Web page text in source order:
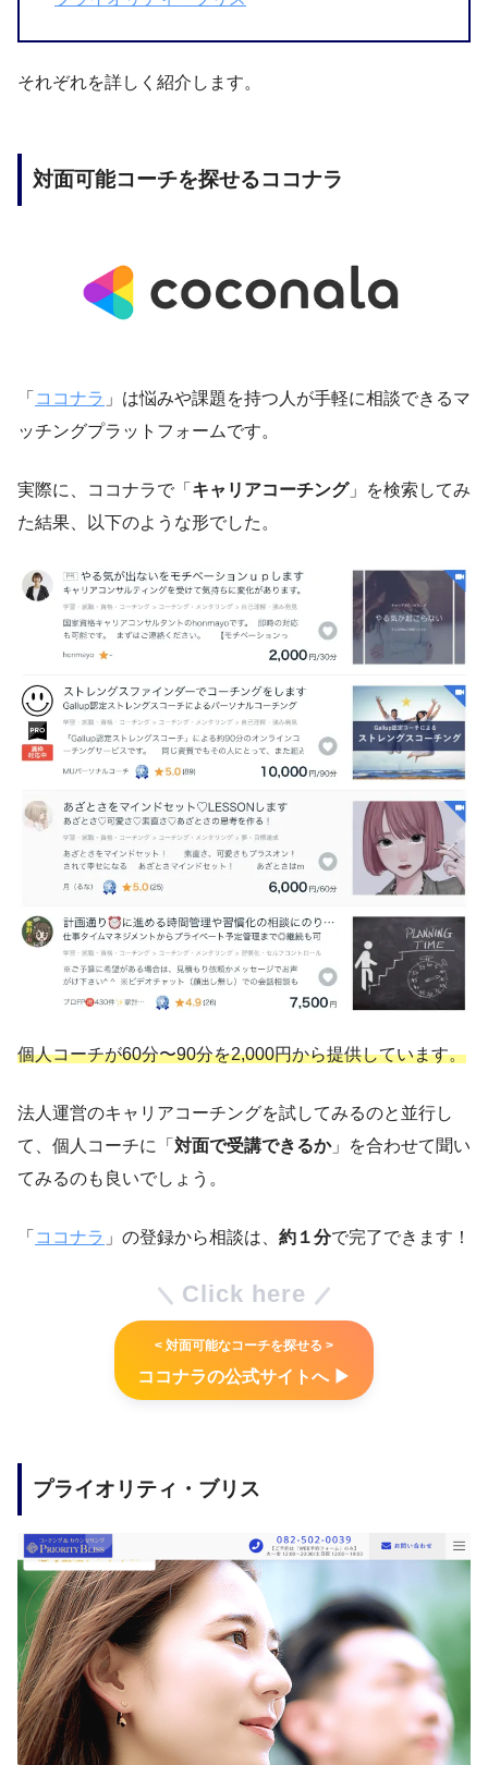
それぞれを詳しく紹介します。
対面可能コーチを探せるココナラ
「 ココナラ 」は悩みや課題を持つ人が手軽に相談できるマ
ッチングプラットフォームです。
実際に、ココナラで「 キャリアコーチング」を検索してみ
た結果、以下のような形でした。
個人コーチが60分〜90分を2,000円から提供しています。
法人運営のキャリアコーチングを試してみるのと並行し
て、個人コーチに「 対面で受講できるか」を合わせて聞い
てみるのも良いでしょう。
「 ココナラ 」の登録から相談は、 約１分で完了できます！
Click here
< 対面可能なコーチを探せる >
ココナラの公式サイトへ ▶︎
プライオリティ・ブリス